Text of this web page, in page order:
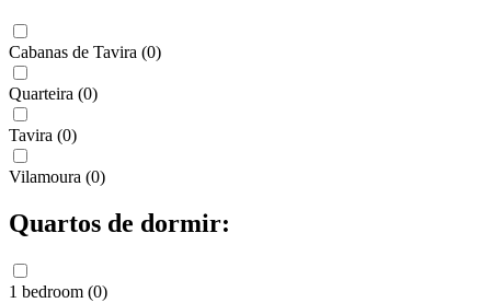
Cabanas de Tavira (0)
Quarteira (0)
Tavira (0)
Vilamoura (0)
Quartos de dormir:
1 bedroom (0)